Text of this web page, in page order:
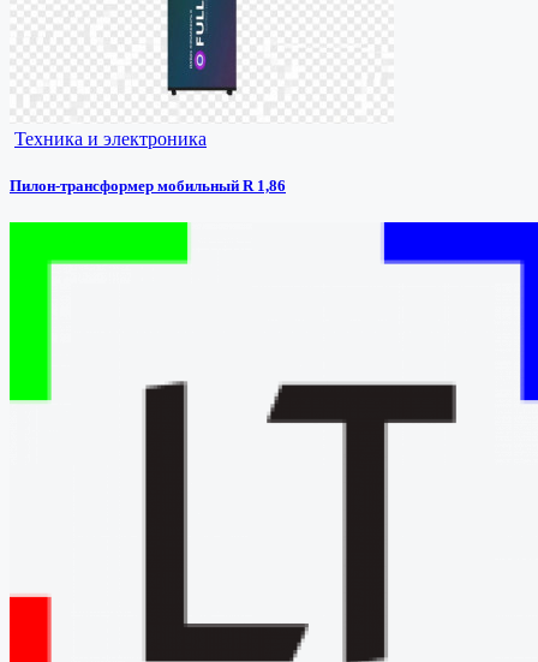
Техника и электроника
Пилон-трансформер мобильный R 1,86